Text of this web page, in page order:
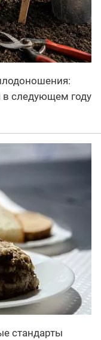
в следующем году
стандарты